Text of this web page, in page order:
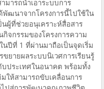
มารถนำเอาระบบการ
ฒนาจากโครงการนี้ไปใช้ใน
นผู้ที่ช่วยอนุเคราะห์สื่อสาร
จกรรมของโครงการความ
นปีที่ 1 ที่ผ่านมาถือเป็นจุดเริ่ม
ยายผลระบบนิเวศการเรียนรู้
ประเทศในอนาคต พร้อมทั้ง
ให้สามารถขับเคลื่อนการ